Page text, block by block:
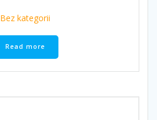
Bez kategorii
Read more